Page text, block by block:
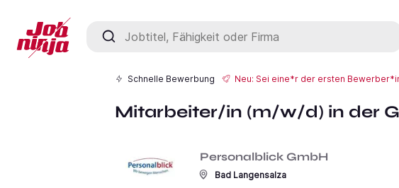
Jobtitel, Fähigkeit oder Firma
Schnelle Bewerbung Neu: Sei eine*r der ersten
Mitarbeiter/in (m/w/d) in der
Personalblick GmbH
Bad Langensalza